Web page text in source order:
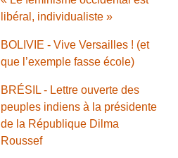
libéral, individualiste »
BOLIVIE - Vive Versailles ! (et
que l’exemple fasse école)
BRÉSIL - Lettre ouverte des
peuples indiens à la présidente
de la République Dilma
Roussef